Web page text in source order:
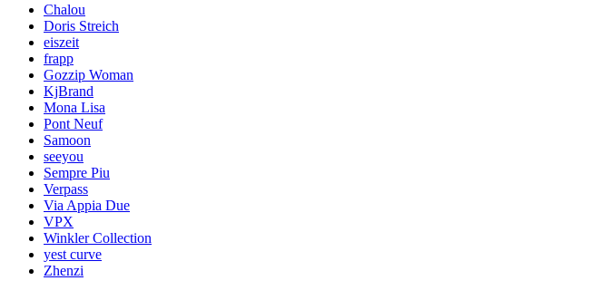
Chalou
Doris Streich
eiszeit
frapp
Gozzip Woman
KjBrand
Mona Lisa
Pont Neuf
Samoon
seeyou
Sempre Piu
Verpass
Via Appia Due
VPX
Winkler Collection
yest curve
Zhenzi